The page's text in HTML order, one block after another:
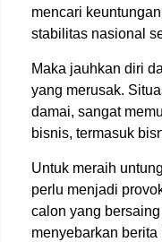
mencari
stabilitas nasional
Maka jauhkan diri
yang merusak.
damai, sangat
bisnis, termasuk
Untuk meraih
perlu menjadi
calon yang
menyebarkan berita